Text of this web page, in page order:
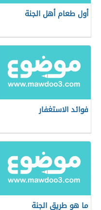
أول طعام أهل الجنة
فوائد الاستغفار
ما هو طريق الجنة